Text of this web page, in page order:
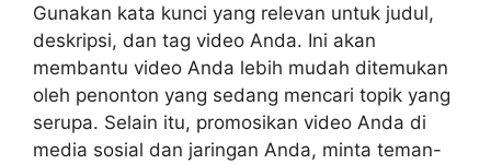
Gunakan kata kunci yang relevan untuk judul,
deskripsi, dan tag video Anda. Ini akan
membantu video Anda lebih mudah ditemukan
oleh penonton yang sedang mencari topik yang
serupa. Selain itu, promosikan video Anda di
media sosial dan jaringan Anda, minta teman-